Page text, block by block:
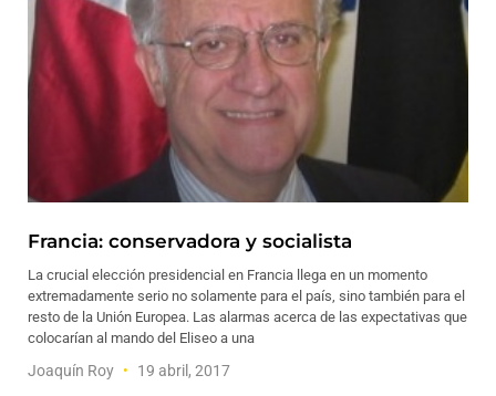
Francia: conservadora y socialista
La crucial elección presidencial en Francia llega en un momento
extremadamente serio no solamente para el país, sino también para el
resto de la Unión Europea. Las alarmas acerca de las expectativas que
colocarían al mando del Eliseo a una
Joaquín Roy 19 abril, 2017